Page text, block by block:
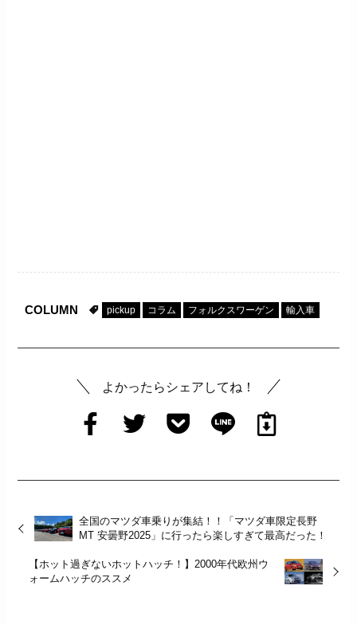
COLUMN pickup コラム フォルクスワーゲン 輸入車
よかったらシェアしてね！
全国のマツダ車乗りが集結！！「マツダ車限定長野
MT 安曇野2025」に行ったら楽しすぎて最高だった！
【ホット過ぎないホットハッチ！】2000年代欧州ウ
ォームハッチのススメ